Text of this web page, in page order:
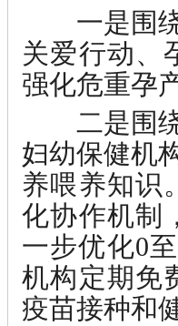
一是围
关爱行动、
强化危重孕
二是围
妇幼保健机
养喂养知识
化协作机制
一步优化0
机构定期免
疫苗接种和